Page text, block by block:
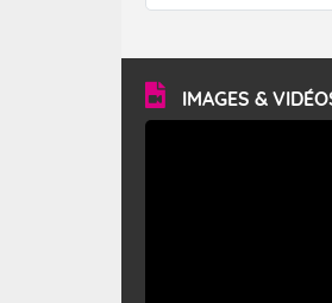
forêt. Mais qu'est-ce que
vitesse moyenne de 50
en rafales, parfois
du Rhône et la Provence
méditerranéen à partir de
IMAGES &